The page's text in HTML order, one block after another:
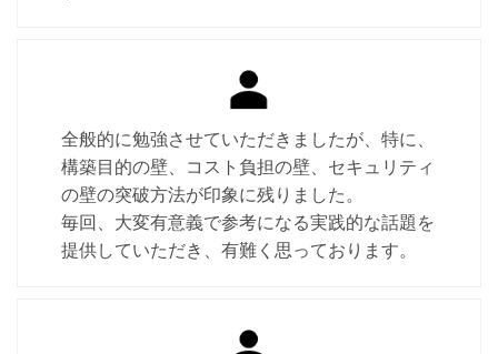
全般的に勉強させていただきましたが、特に、
構築目的の壁、コスト負担の壁、セキュリティ
の壁の突破方法が印象に残りました。
毎回、大変有意義で参考になる実践的な話題を
提供していただき、有難く思っております。